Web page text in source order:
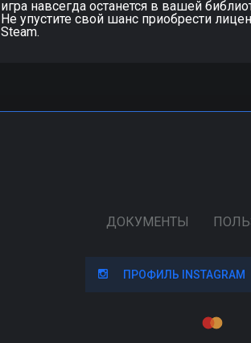
игра навсегда останется в вашей
Не упустите свой шанс приобрести
Steam.
ДОКУМЕНТЫ
ПРОФИЛЬ INSTAGRAM
ПРОФИЛЬ INSTAGRAM